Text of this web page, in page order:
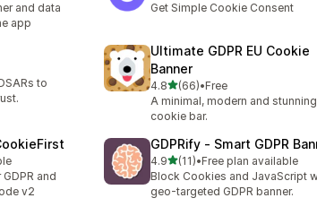
and data
app
Get Simple Cookie Consent
to
Ultimate GDPR EU Cookie
Banner
4.85つ星中
(66)
合計レビュー数：66件
•Free
A minimal, modern and stunning
cookie bar.
and
v2
GDPRify ‑ Smart GDPR
4.95つ星中
(11)
合計レビュー数：11件
•Free plan available
Block Cookies and JavaScript
geo-targeted GDPR banner.